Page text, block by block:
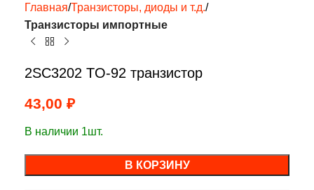
Главная Транзисторы, диоды и т.д.
Транзисторы импортные
2SC3202 TO-92 транзистор
43,00 ₽
В наличии 1шт.
В КОРЗИНУ